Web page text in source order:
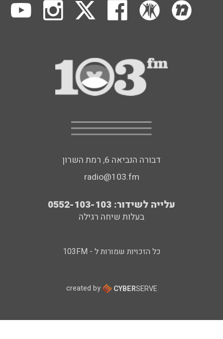
דבורה הנביאה 6, רמת השרון
radio@103.fm
עלייה לשידור: 0552-103-103
בעלות שיחה רגילה
כל הזכויות שמורות ל - 103FM
created by CYBERSERVE